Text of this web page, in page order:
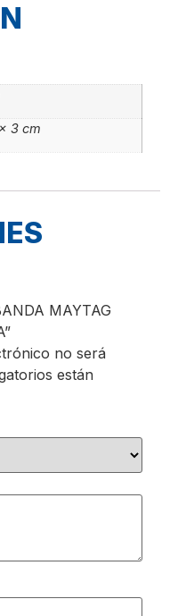
3 cm
MAYTAG
no será
están